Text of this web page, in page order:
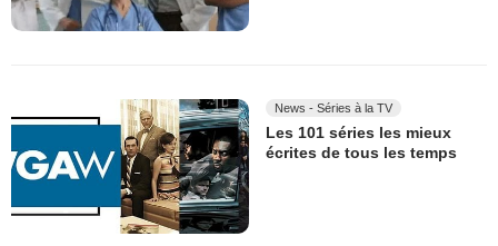
News - Séries à la TV
Les 101 séries les mieux
écrites de tous les temps